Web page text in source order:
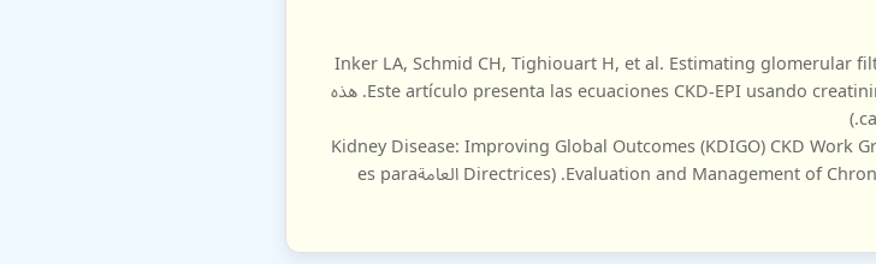
Inker LA, Schmid CH, Tighiouart H, et al. Estimating glomerular
Engl J Med 2012; 367:20-29. (Este artículo presenta las ecuaciones CKD-EPI usando creatinina, cistatina C o ambas. هذه
Kidney Disease: Improving Global Outcomes (KDIGO) CKD Work
Evaluation and Management of Chronic Kidney Disease. Kidney Int Suppl. 2013;3(1):1-150. (Directrices العامةes para